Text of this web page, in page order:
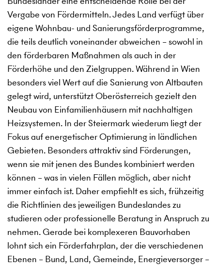
Vergabe von Fördermitteln. Jedes Land verfügt über
eigene Wohnbau- und Sanierungsförderprogramme,
die teils deutlich voneinander abweichen – sowohl in
den förderbaren Maßnahmen als auch in der
Förderhöhe und den Zielgruppen. Während in Wien
besonders viel Wert auf die Sanierung von Altbauten
gelegt wird, unterstützt Oberösterreich gezielt den
Neubau von Einfamilienhäusern mit nachhaltigen
Heizsystemen. In der Steiermark wiederum liegt der
Fokus auf energetischer Optimierung in ländlichen
Gebieten. Besonders attraktiv sind Förderungen,
wenn sie mit jenen des Bundes kombiniert werden
können – was in vielen Fällen möglich, aber nicht
immer einfach ist. Daher empfiehlt es sich, frühzeitig
die Richtlinien des jeweiligen Bundeslandes zu
studieren oder professionelle Beratung in Anspruch zu
nehmen. Gerade bei komplexeren Bauvorhaben
lohnt sich ein Förderfahrplan, der die verschiedenen
Ebenen – Bund, Land, Gemeinde, Energieversorger –